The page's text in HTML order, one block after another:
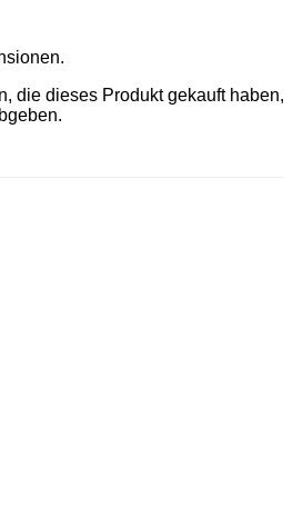
die dieses Produkt gekauft haben,